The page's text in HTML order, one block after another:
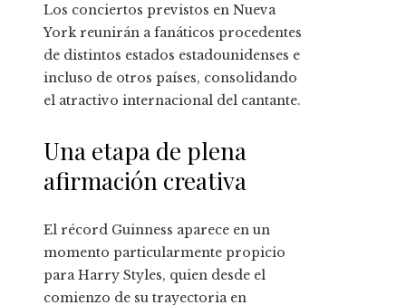
Los conciertos previstos en Nueva
York reunirán a fanáticos procedentes
de distintos estados estadounidenses e
incluso de otros países, consolidando
el atractivo internacional del cantante.
Una etapa de plena
afirmación creativa
El récord Guinness aparece en un
momento particularmente propicio
para Harry Styles, quien desde el
comienzo de su trayectoria en